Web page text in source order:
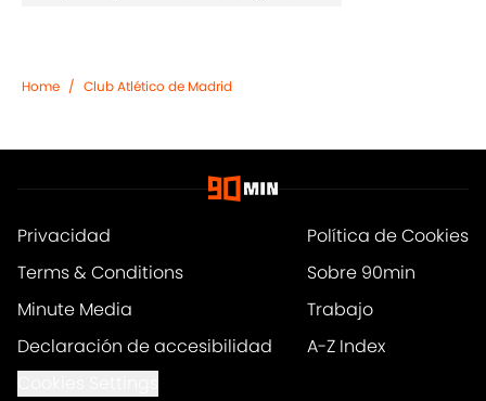
Home / Club Atlético de Madrid
Privacidad
Política de Cookies
Terms & Conditions
Sobre 90min
Minute Media
Trabajo
Declaración de accesibilidad
A-Z Index